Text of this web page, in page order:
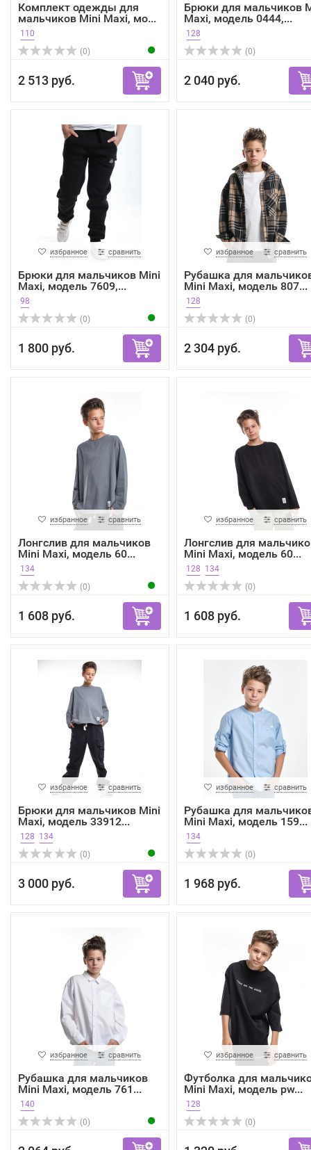
Комплект одежды для
мальчиков Mini Maxi, мо...
110
(0)
2 513 руб.
Брюки для мальчиков
Maxi, модель 0444,...
128
(0)
2 040 руб.
избранное сравнить
Брюки для мальчиков Mini
Maxi, модель 7609,...
98
(0)
1 800 руб.
избранное сравнить
Рубашка для
Mini Maxi, модель 807...
128
(0)
2 304 руб.
избранное сравнить
Лонгслив для мальчиков
Mini Maxi, модель 60...
134
(0)
1 608 руб.
избранное сравнить
Лонгслив для
Mini Maxi, модель 60...
128 134
(0)
1 608 руб.
избранное сравнить
Брюки для мальчиков Mini
Maxi, модель 33912...
128 134
(0)
3 000 руб.
избранное сравнить
Рубашка для
Mini Maxi, модель 159...
134
(0)
1 968 руб.
избранное сравнить
Рубашка для мальчиков
Mini Maxi, модель 761...
140
(0)
избранное сравнить
Футболка для
Mini Maxi, модель pw...
128
(0)